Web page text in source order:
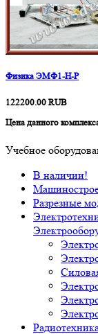
Физика ЭМФ1-Н-Р
122200.00 RUB
Цена данного
Учебное
В наличии!
Разрезные